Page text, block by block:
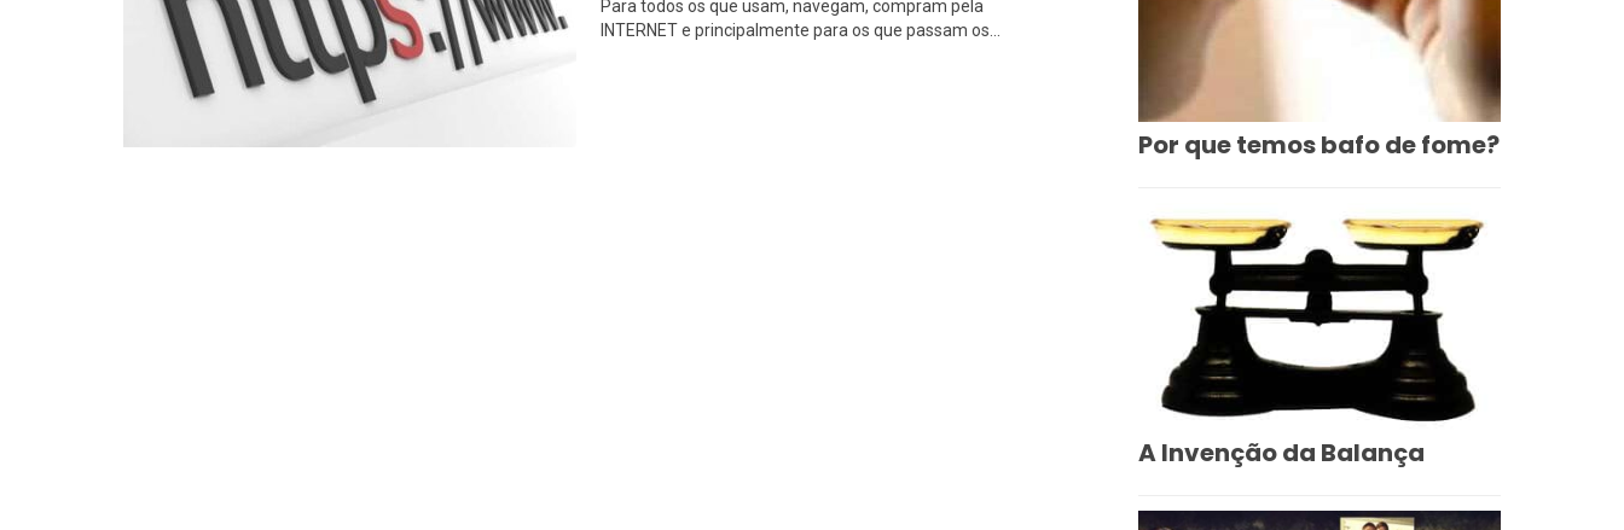
Para todos os que usam, navegam, compram pela
INTERNET e principalmente para os que passam os...
Por que temos bafo de fome?
A Invenção da Balança